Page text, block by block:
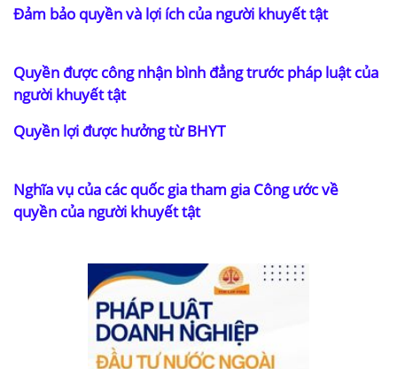
Đảm bảo quyền và lợi ích của người khuyết tật
Quyền được công nhận bình đẳng trước pháp luật của
người khuyết tật
Quyền lợi được hưởng từ BHYT
Nghĩa vụ của các quốc gia tham gia Công ước về
quyền của người khuyết tật